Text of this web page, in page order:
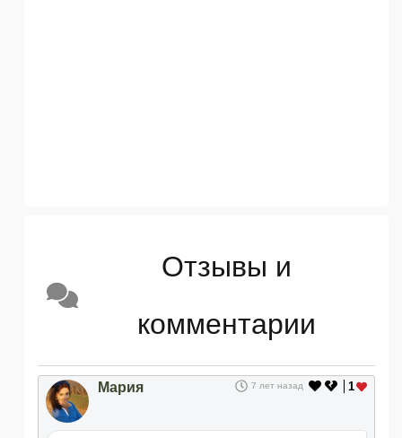
Отзывы и
комментарии
1
Мария 7 лет назад